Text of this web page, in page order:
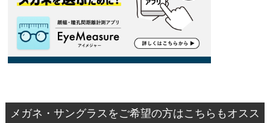
メガネ・サングラスをご希望の方はこちらもオスス